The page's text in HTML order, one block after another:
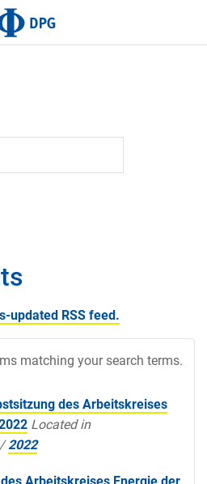
updated RSS feed.
matching your search terms.
date (newest first)
des Arbeitskreises
Located in
/2022